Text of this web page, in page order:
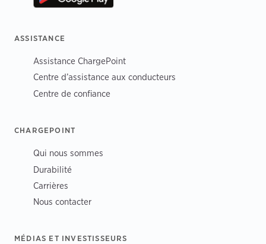
ASSISTANCE
Assistance ChargePoint
Centre d’assistance aux conducteurs
Centre de confiance
CHARGEPOINT
Qui nous sommes
Durabilité
Carrières
Nous contacter
MÉDIAS ET INVESTISSEURS